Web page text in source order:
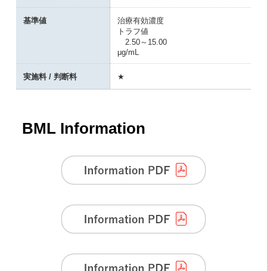
基準値
治療有効濃度
トラフ値
2.50～15.00
μg/mL
実施料 / 判断料 ★
BML Information